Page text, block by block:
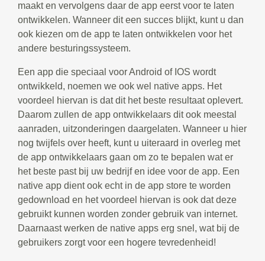
maakt en vervolgens daar de app eerst voor te laten
ontwikkelen. Wanneer dit een succes blijkt, kunt u dan
ook kiezen om de app te laten ontwikkelen voor het
andere besturingssysteem.
Een app die speciaal voor Android of IOS wordt
ontwikkeld, noemen we ook wel native apps. Het
voordeel hiervan is dat dit het beste resultaat oplevert.
Daarom zullen de app ontwikkelaars dit ook meestal
aanraden, uitzonderingen daargelaten. Wanneer u hier
nog twijfels over heeft, kunt u uiteraard in overleg met
de app ontwikkelaars gaan om zo te bepalen wat er
het beste past bij uw bedrijf en idee voor de app. Een
native app dient ook echt in de app store te worden
gedownload en het voordeel hiervan is ook dat deze
gebruikt kunnen worden zonder gebruik van internet.
Daarnaast werken de native apps erg snel, wat bij de
gebruikers zorgt voor een hogere tevredenheid!